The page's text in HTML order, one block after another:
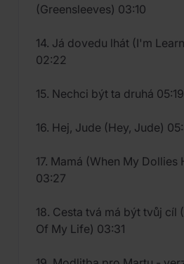
(Greensleeves) 03:10
14. Já dovedu lhát (I'm
02:22
15. Nechci být ta druhá 05:19
16. Hej, Jude (Hey, Jude)
17. Mamá (When My Dollies
03:27
18. Cesta tvá má být tvůj cíl
Of My Life) 03:31